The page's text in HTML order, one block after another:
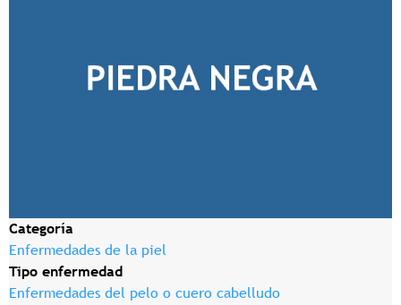
Categoría
Enfermedades de la piel
Tipo enfermedad
Enfermedades del pelo o cuero cabelludo